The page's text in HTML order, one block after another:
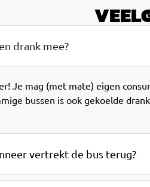
drank mee?
Je mag (met mate) eigen
bussen is ook gekoelde
vertrekt de bus terug?